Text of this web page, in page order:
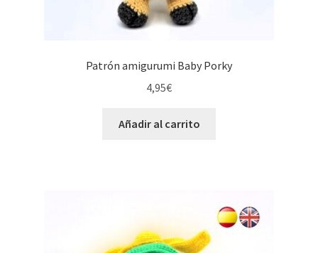
Patrón amigurumi Baby Porky
4,95€
Añadir al carrito